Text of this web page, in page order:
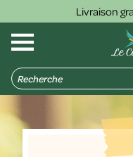
Livraison